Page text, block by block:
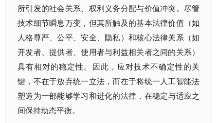
所引发的社会关系、权利义务分配与价值冲突。尽管
技术细节瞬息万变，但其所触及的基本法律价值（如
人格尊严、公平、安全、隐私）和核心法律关系（如
开发者、提供者、使用者与利益相关者之间的关系）
具有相对的稳定性。因此，应对技术不确定性的关
键，不在于放弃统一立法，而在于将统一人工智能法
塑造为一部能够学习和进化的法律，在稳定与适应之
间保持动态平衡。